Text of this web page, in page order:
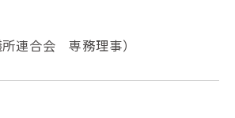
所連合会 専務理事）